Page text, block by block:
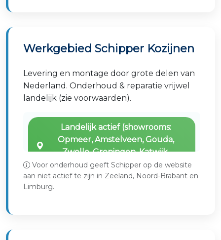
Werkgebied Schipper Kozijnen
Levering en montage door grote delen van
Nederland. Onderhoud & reparatie vrijwel
landelijk (zie voorwaarden).
Landelijk actief (showrooms:
Opmeer, Amstelveen, Gouda,
Zwolle, Groningen, Katwijk,
Leeuwarden)
Voor onderhoud geeft Schipper op de website
aan niet actief te zijn in Zeeland, Noord-Brabant en
Limburg.